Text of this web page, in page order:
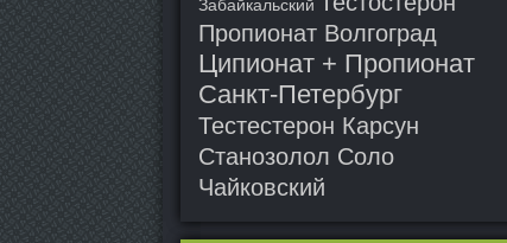
Забайкальский
Пропионат Волгоград
Ципионат + Пропионат
Санкт-Петербург
Тестестерон Карсун
Станозолол Соло
Чайковский